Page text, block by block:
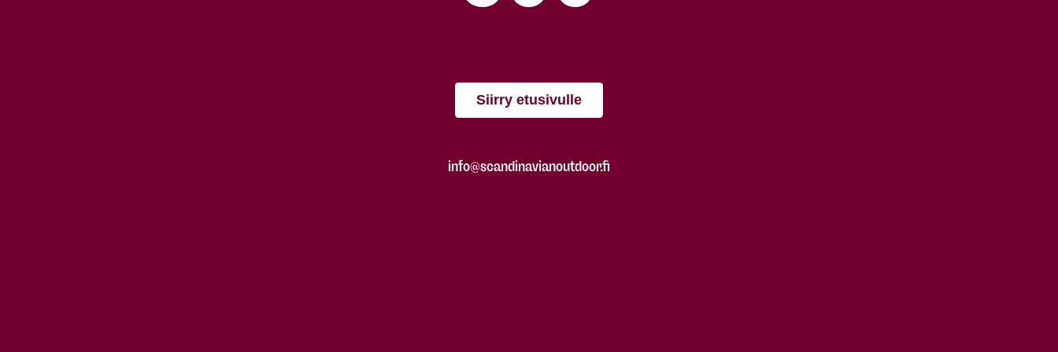
Siirry etusivulle
info@scandinavianoutdoor.fi